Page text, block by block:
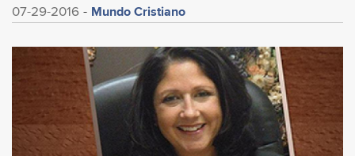
07-29-2016 Mundo Cristiano